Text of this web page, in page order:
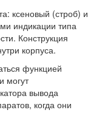
ксеновый (строб) и
индикации типа
Конструкция
корпуса.
функцией
могут
вывода
когда они